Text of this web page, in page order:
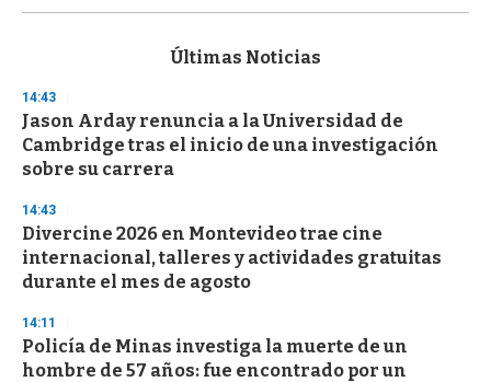
s
d
s
o
f
3
s
e
c
o
n
Últimas Noticias
14:43
Jason Arday renuncia a la Universidad de
Cambridge tras el inicio de una investigación
sobre su carrera
14:43
Divercine 2026 en Montevideo trae cine
internacional, talleres y actividades gratuitas
durante el mes de agosto
14:11
Policía de Minas investiga la muerte de un
hombre de 57 años: fue encontrado por un